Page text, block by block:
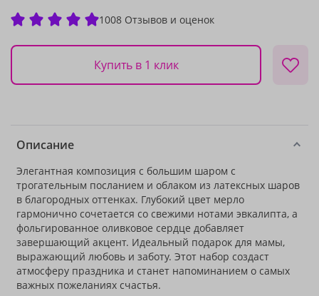
1008 Отзывов и оценок
Купить в 1 клик
Описание
Элегантная композиция с большим шаром с
трогательным посланием и облаком из латексных шаров
в благородных оттенках. Глубокий цвет мерло
гармонично сочетается со свежими нотами эвкалипта, а
фольгированное оливковое сердце добавляет
завершающий акцент. Идеальный подарок для мамы,
выражающий любовь и заботу. Этот набор создаст
атмосферу праздника и станет напоминанием о самых
важных пожеланиях счастья.